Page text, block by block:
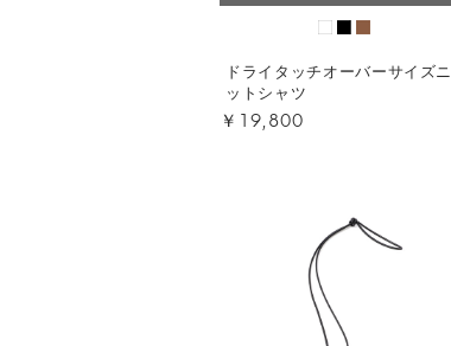
ドライタッチオーバーサイズニ
ットシャツ
￥19,800